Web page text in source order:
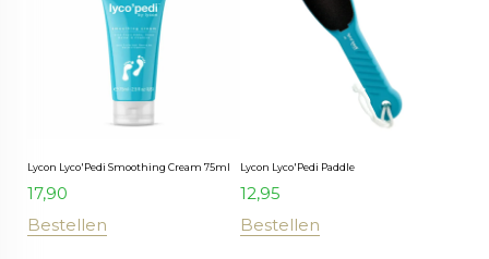
Lycon Lyco'Pedi Smoothing Cream 75ml
17,90
Bestellen
Lycon Lyco'Pedi Paddle
12,95
Bestellen